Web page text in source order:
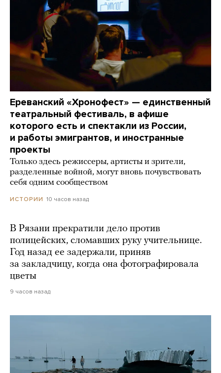
Ереванский «Хронофест» — единственный
театральный фестиваль, в афише
которого есть и спектакли из России,
и работы эмигрантов, и иностранные
проекты
Только здесь режиссеры, артисты и зрители,
разделенные войной, могут вновь почувствовать
себя одним сообществом
ИСТОРИИ 10 часов назад
В Рязани прекратили дело против
полицейских, сломавших руку учительнице.
Год назад ее задержали, приняв
за закладчицу, когда она фотографировала
цветы
9 часов назад